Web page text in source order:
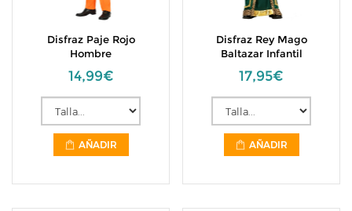
Disfraz Paje Rojo
Hombre
14,99€
AÑADIR
Disfraz Rey Mago
Baltazar Infantil
17,95€
AÑADIR